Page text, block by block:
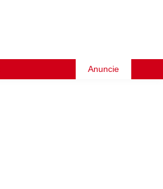
Anuncie